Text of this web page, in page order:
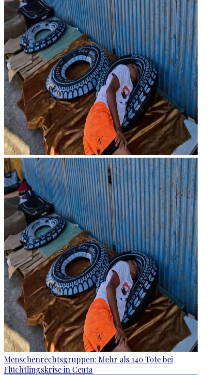
Menschenrechtsgruppen: Mehr als 140 Tote bei
Flüchtlingskrise in Ceuta